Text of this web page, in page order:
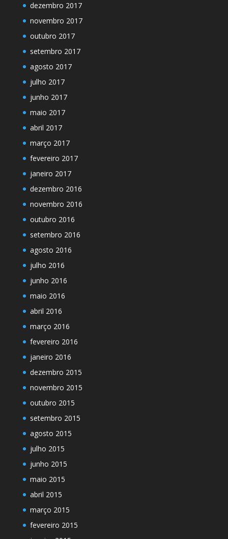
dezembro 2017
novembro 2017
outubro 2017
setembro 2017
agosto 2017
julho 2017
junho 2017
maio 2017
abril 2017
março 2017
fevereiro 2017
janeiro 2017
dezembro 2016
novembro 2016
outubro 2016
setembro 2016
agosto 2016
julho 2016
junho 2016
maio 2016
abril 2016
março 2016
fevereiro 2016
janeiro 2016
dezembro 2015
novembro 2015
outubro 2015
setembro 2015
agosto 2015
julho 2015
junho 2015
maio 2015
abril 2015
março 2015
fevereiro 2015